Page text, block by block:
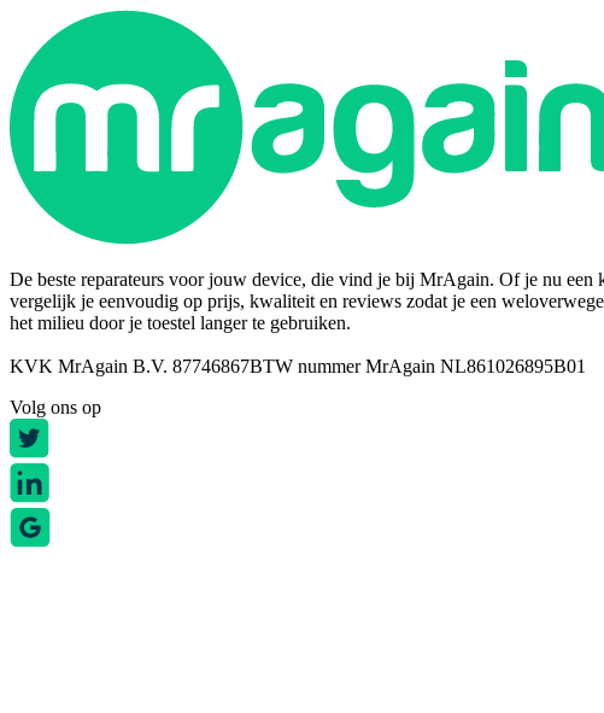
De beste reparateurs voor jouw device, die vind je bij MrAgain. Of je nu
vergelijk je eenvoudig op prijs, kwaliteit en reviews zodat je een
het milieu door je toestel langer te gebruiken.
KVK MrAgain B.V. 87746867BTW nummer MrAgain NL861026895B01
Volg ons op